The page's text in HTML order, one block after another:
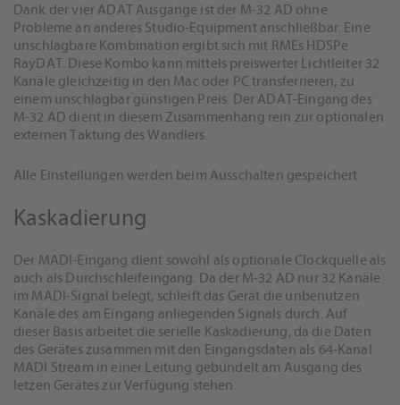
Dank der vier ADAT Ausgänge ist der M-32 AD ohne
Probleme an anderes Studio-Equipment anschließbar. Eine
unschlagbare Kombination ergibt sich mit RMEs HDSPe
RayDAT. Diese Kombo kann mittels preiswerter Lichtleiter 32
Kanäle gleichzeitig in den Mac oder PC transferrieren, zu
einem unschlagbar günstigen Preis. Der ADAT-Eingang des
M-32 AD dient in diesem Zusammenhang rein zur optionalen
externen Taktung des Wandlers.
Alle Einstellungen werden beim Ausschalten gespeichert.
Kaskadierung
Der MADI-Eingang dient sowohl als optionale Clockquelle als
auch als Durchschleifeingang. Da der M-32 AD nur 32 Kanäle
im MADI-Signal belegt, schleift das Gerät die unbenutzen
Kanäle des am Eingang anliegenden Signals durch. Auf
dieser Basis arbeitet die serielle Kaskadierung, da die Daten
des Gerätes zusammen mit den Eingangsdaten als 64-Kanal
MADI Stream in einer Leitung gebündelt am Ausgang des
letzen Gerätes zur Verfügung stehen.